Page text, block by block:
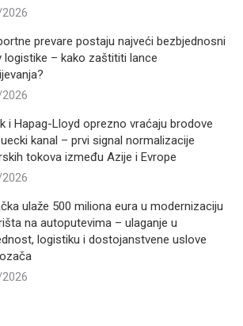
prevare postaju najveći bezbjednosni
logistike – kako zaštititi lance
i Hapag-Lloyd oprezno vraćaju brodove
kanal – prvi signal normalizacije
tokova između Azije i Evrope
ulaže 500 miliona eura u modernizaciju
na autoputevima – ulaganje u
logistiku i dostojanstvene uslove